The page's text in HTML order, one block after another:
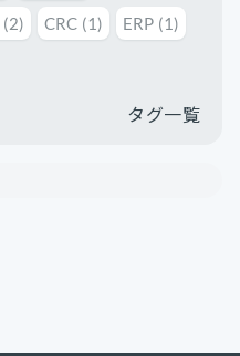
(2) CRC (1) ERP (1)
タグ一覧